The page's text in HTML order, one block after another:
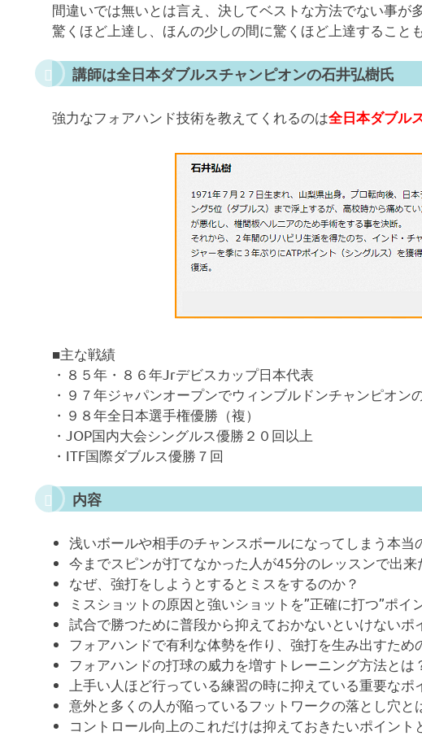
間違いでは無いとは言え、決してベストな方法でない事が
驚くほど上達し、ほんの少しの間に驚くほど上達すること
講師は全日本ダブルスチャンピオンの石井弘樹氏
強力なフォアハンド技術を教えてくれるのは全日本ダブル
■主な戦績
・８５年・８６年Jrデビスカップ日本代表
・９７年ジャパンオープンでウィンブルドンチャンピオン
・９８年全日本選手権優勝（複）
・JOP国内大会シングルス優勝２０回以上
・ITF国際ダブルス優勝７回
内容
浅いボールや相手のチャンスボールになってしまう本当
今までスピンが打てなかった人が45分のレッスンで出来
なぜ、強打をしようとするとミスをするのか？
ミスショットの原因と強いショットを”正確に打つ”ポイ
試合で勝つために普段から抑えておかないといけないポ
フォアハンドで有利な体勢を作り、強打を生み出すため
フォアハンドの打球の威力を増すトレーニング方法とは
上手い人ほど行っている練習の時に抑えている重要なポ
意外と多くの人が陥っているフットワークの落とし穴と
コントロール向上のこれだけは抑えておきたいポイント